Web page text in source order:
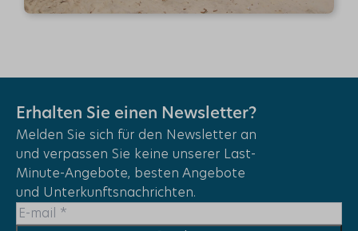
Erhalten Sie einen Newsletter?
Melden Sie sich für den Newsletter an
und verpassen Sie keine unserer Last-
Minute-Angebote, besten Angebote
und Unterkunftsnachrichten.